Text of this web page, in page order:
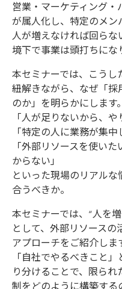
営業・マーケティング
が属人化し、特定のメン
人が増えなければ回ら
境下で事業は頭打ちにな
本セミナーでは、こうし
紐解きながら、なぜ「
のか」を明らかにします。
「人が足りないから、
「特定の人に業務が集
「外部リソースを使い
からない」
といった現場のリアル
合うべきか。
本セミナーでは、“人を
として、外部リソース
アプローチをご紹介しま
「自社でやるべきこと
り分けることで、限ら